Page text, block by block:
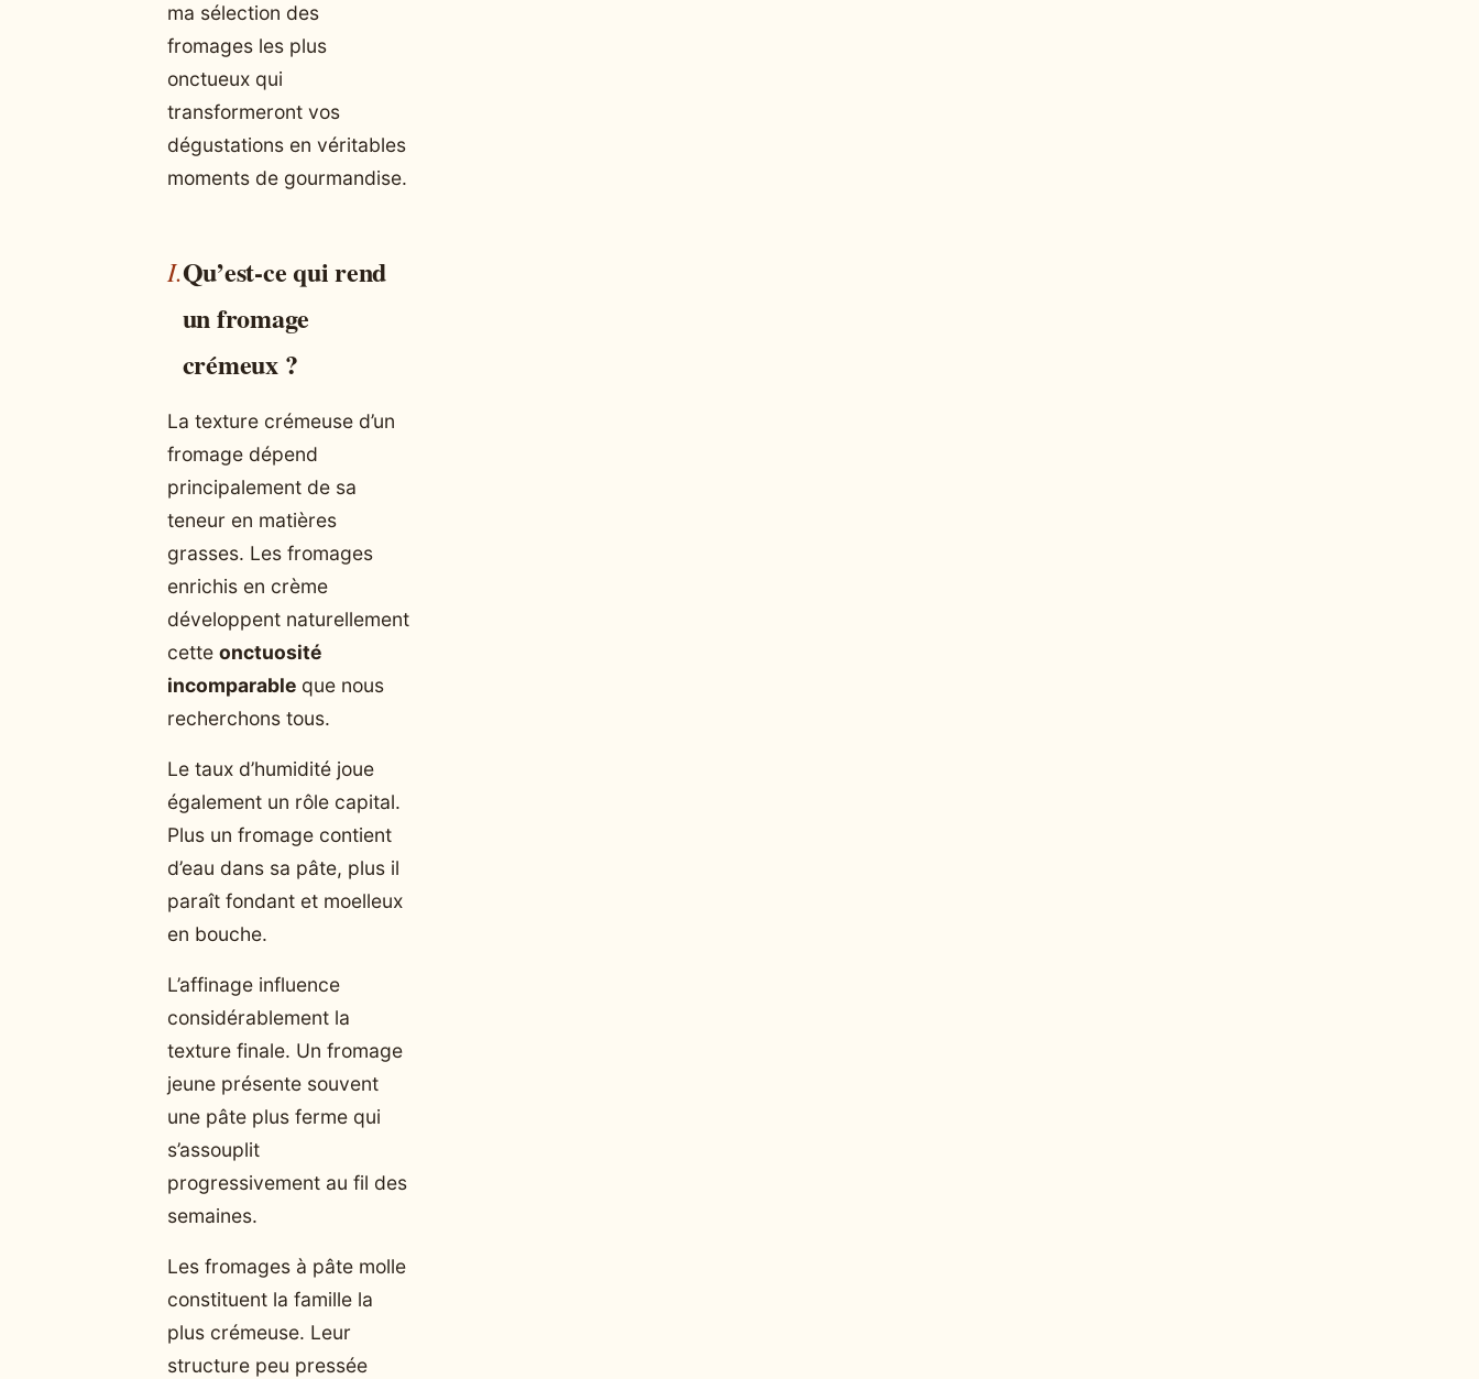
ma sélection des
fromages les plus
onctueux qui
transformeront vos
dégustations en véritables
moments de gourmandise.
Qu’est-ce qui rend
un fromage
crémeux ?
La texture crémeuse d’un
fromage dépend
principalement de sa
teneur en matières
grasses. Les fromages
enrichis en crème
développent naturellement
cette onctuosité
incomparable que nous
recherchons tous.
Le taux d’humidité joue
également un rôle capital.
Plus un fromage contient
d’eau dans sa pâte, plus il
paraît fondant et moelleux
en bouche.
L’affinage influence
considérablement la
texture finale. Un fromage
jeune présente souvent
une pâte plus ferme qui
s’assouplit
progressivement au fil des
semaines.
Les fromages à pâte molle
constituent la famille la
plus crémeuse. Leur
structure peu pressée